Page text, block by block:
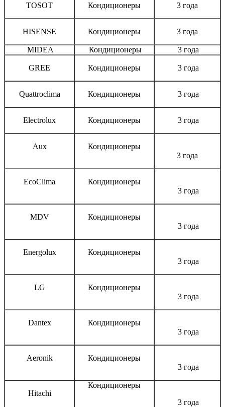
TOSOT Кондиционеры 3 года
HISENSE Кондиционеры 3 года
MIDEA Кондиционеры 3 года
GREE Кондиционеры 3 года
Quattroclima Кондиционеры 3 года
Electrolux Кондиционеры 3 года
Aux
Кондиционеры
3 года
EcoClima
Кондиционеры
3 года
MDV
Кондиционеры
3 года
Energolux
Кондиционеры
3 года
LG
Кондиционеры
3 года
Dantex
Кондиционеры
3 года
Aeronik
Кондиционеры
3 года
Hitachi
Кондиционеры
3 года